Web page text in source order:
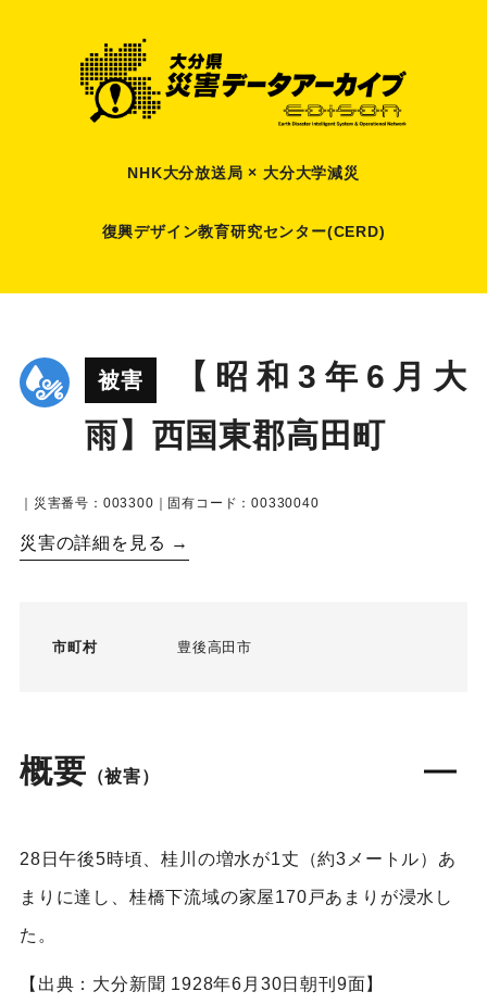
NHK大分放送局 × 大分大学減災
復興デザイン教育研究センター(CERD)
被害
【昭和3年6月大
雨】西国東郡高田町
｜災害番号：003300｜固有コード：00330040
災害の詳細を見る →
市町村 豊後高田市
概要 （被害）
28日午後5時頃、桂川の増水が1丈（約3メートル）あ
まりに達し、桂橋下流域の家屋170戸あまりが浸水し
た。
【出典：大分新聞 1928年6月30日朝刊9面】